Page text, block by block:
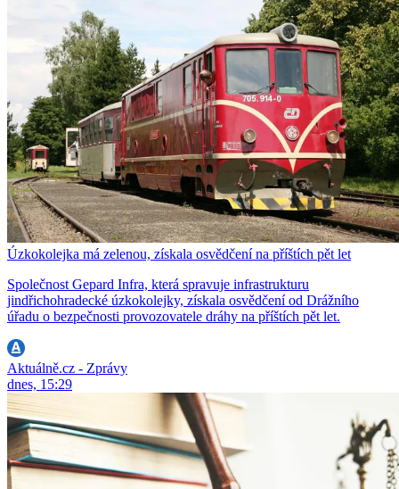
Úzkokolejka má zelenou, získala osvědčení na příštích pět let
Společnost Gepard Infra, která spravuje infrastrukturu
jindřichohradecké úzkokolejky, získala osvědčení od Drážního
úřadu o bezpečnosti provozovatele dráhy na příštích pět let.
Aktuálně.cz - Zprávy
dnes, 15:29